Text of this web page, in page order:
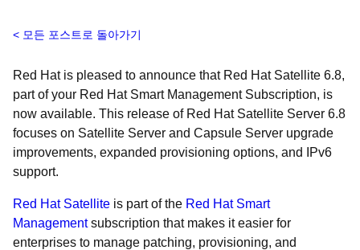
모든 포스트로 돌아가기
Red Hat is pleased to announce that Red Hat Satellite 6.8,
part of your Red Hat Smart Management Subscription, is
now available. This release of Red Hat Satellite Server 6.8
focuses on Satellite Server and Capsule Server upgrade
improvements, expanded provisioning options, and IPv6
support.
Red Hat Satellite is part of the Red Hat Smart
Managementsubscription that makes it easier for
enterprises to manage patching, provisioning, and